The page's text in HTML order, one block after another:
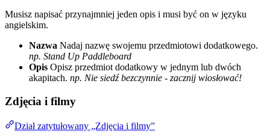
Musisz napisać przynajmniej jeden opis i musi być on w języku
angielskim.
Nazwa Nadaj nazwę swojemu przedmiotowi dodatkowego.
np. Stand Up Paddleboard
Opis Opisz przedmiot dodatkowy w jednym lub dwóch
akapitach. np. Nie siedź bezczynnie - zacznij wiosłować!
Zdjęcia i filmy
Dział zatytułowany „Zdjęcia i filmy”